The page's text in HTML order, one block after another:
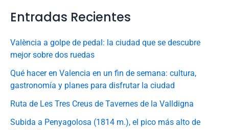
Entradas Recientes
València a golpe de pedal: la ciudad que se descubre
mejor sobre dos ruedas
Qué hacer en Valencia en un fin de semana: cultura,
gastronomía y planes para disfrutar la ciudad
Ruta de Les Tres Creus de Tavernes de la Valldigna
Subida a Penyagolosa (1814 m.), el pico más alto de